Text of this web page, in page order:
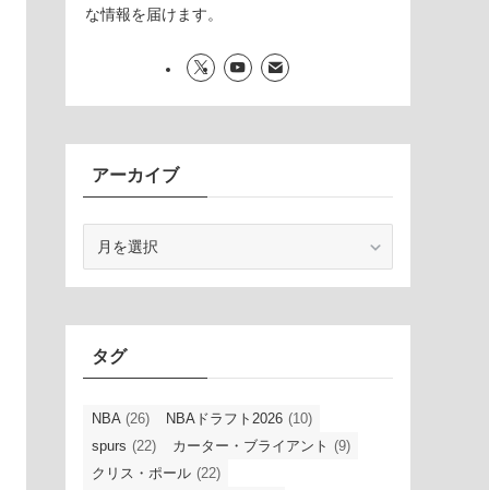
な情報を届けます。
アーカイブ
ブ
タグ
NBA (26) NBAドラフト2026 (10)
spurs (22) カーター・ブライアント (9)
クリス・ポール (22)